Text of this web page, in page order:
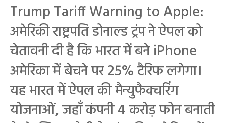
Trump Tariff Warning to Apple:
अमेरिकी राष्ट्रपति डोनाल्ड ट्रंप ने ऐपल को
चेतावनी दी है कि भारत में बने iPhone
अमेरिका में बेचने पर 25% टैरिफ लगेगा।
यह भारत में ऐपल की मैन्युफैक्चरिंग
योजनाओं, जहाँ कंपनी 4 करोड़ फोन बनाती